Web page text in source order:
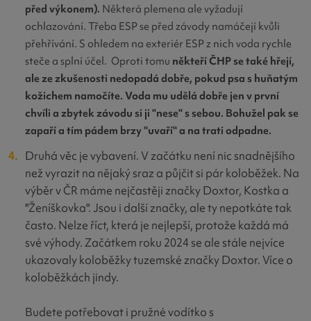
před výkonem). Některá plemena ale vyžadují
ochlazování. Třeba ESP se před závody namáčejí kvůli
přehřívání. S ohledem na exteriér ESP z nich voda rychle
steče a splní účel. Oproti tomu někteří ČHP se také hřejí,
ale ze zkušenosti nedopadá dobře, pokud psa s huňatým
kožichem namočíte. Voda mu udělá dobře jen v první
chvíli a zbytek závodu si ji "nese" s sebou. Bohužel pak se
zapaří a tím pádem brzy "uvaří" a na trati odpadne.
Druhá věc je vybavení. V začátku není nic snadnějšího
než vyrazit na nějaký sraz a půjčit si pár koloběžek. Na
výběr v ČR máme nejčastěji značky Doxtor, Kostka a
"Ženíškovka". Jsou i další značky, ale ty nepotkáte tak
často. Nelze říct, která je nejlepší, protože každá má
své výhody. Začátkem roku 2024 se ale stále nejvíce
ukazovaly koloběžky tuzemské značky Doxtor. Více o
koloběžkách jindy.
Budete potřebovat i pružné vodítko s